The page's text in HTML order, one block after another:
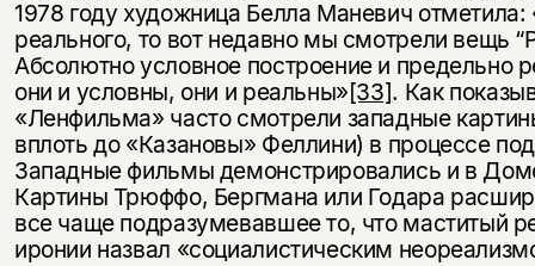
1978 году художница Белла Маневич отметила:
реального, то вот недавно мы смотрели вещь
Абсолютно условное построение и предельно
они и условны, они и реальны»[33]. Как
«Ленфильма» часто смотрели западные
вплоть до «Казановы» Феллини) в процессе
Западные фильмы демонстрировались и в
Картины Трюффо, Бергмана или Годара
все чаще подразумевавшее то, что маститый
иронии назвал «социалистическим